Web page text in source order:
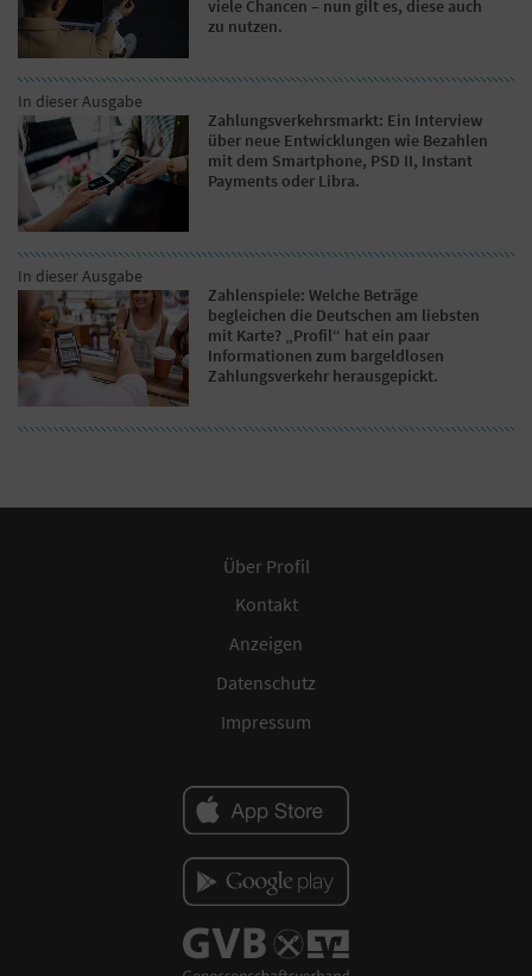
viele Chancen – nun gilt es, diese auch
zu nutzen.
In dieser Ausgabe
Zahlungsverkehrsmarkt: Ein Interview
über neue Entwicklungen wie Bezahlen
mit dem Smartphone, PSD II, Instant
Payments oder Libra.
In dieser Ausgabe
Zahlenspiele: Welche Beträge
begleichen die Deutschen am liebsten
mit Karte? „Profil“ hat ein paar
Informationen zum bargeldlosen
Zahlungsverkehr herausgepickt.
Über Profil
Kontakt
Anzeigen
Datenschutz
Impressum